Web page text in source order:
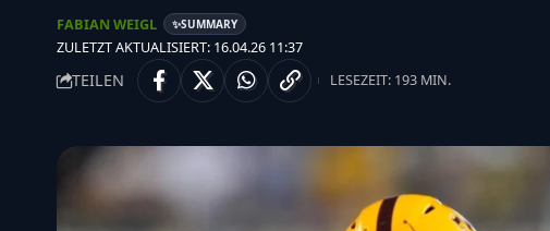
ZULETZT AKTUALISIERT: 16.04.26 11:37
FABIAN WEIGL ✨SUMMARY
TEILEN LESEZEIT: 193 MIN.